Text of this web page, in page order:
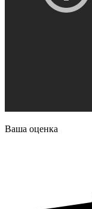
Ваша оценка